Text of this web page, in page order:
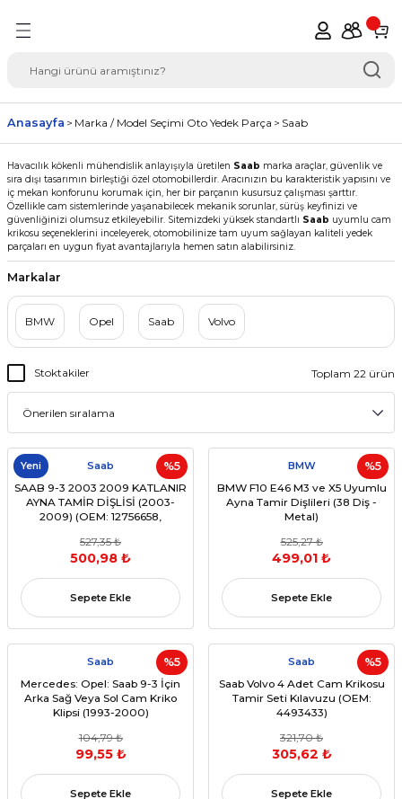
Seçimi Oto Yedek
Anasayfa Marka / Model Seçimi Oto Yedek Parça Saab
Havacılık kökenli mühendislik anlayışıyla üretilen Saab marka araçlar, güvenlik ve
sıra dışı tasarımın birleştiği özel otomobillerdir. Aracınızın bu karakteristik yapısını ve
iç mekan konforunu korumak için, her bir parçanın kusursuz çalışması şarttır.
Özellikle cam sistemlerinde yaşanabilecek mekanik sorunlar, sürüş keyfinizi ve
güvenliğinizi olumsuz etkileyebilir. Sitemizdeki yüksek standartlı Saab uyumlu cam
krikosu seçeneklerini inceleyerek, otomobilinize tam uyum sağlayan kaliteli yedek
parçaları en uygun fiyat avantajlarıyla hemen satın alabilirsiniz.
Markalar
BMW Opel Saab Volvo
Stoktakiler Toplam 22 ürün
%5
Yeni Saab
SAAB 9-3 2003 2009 KATLANIR
AYNA TAMİR DİŞLİSİ (2003-
2009) (OEM: 12756658,
527,35 ₺
500,98 ₺
Sepete Ekle
%5
BMW
BMW F10 E46 M3 ve X5 Uyumlu
Ayna Tamir Dişlileri (38 Diş -
Metal)
525,27 ₺
499,01 ₺
Sepete Ekle
%5
Saab
Mercedes: Opel: Saab 9-3 İçin
Arka Sağ Veya Sol Cam Kriko
Klipsi (1993-2000)
,90520230, 90464336)
104,79 ₺
99,55 ₺
Sepete Ekle
%5
Saab
Saab Volvo 4 Adet Cam Krikosu
Tamir Seti Kılavuzu (OEM:
4493433)
321,70 ₺
305,62 ₺
Sepete Ekle